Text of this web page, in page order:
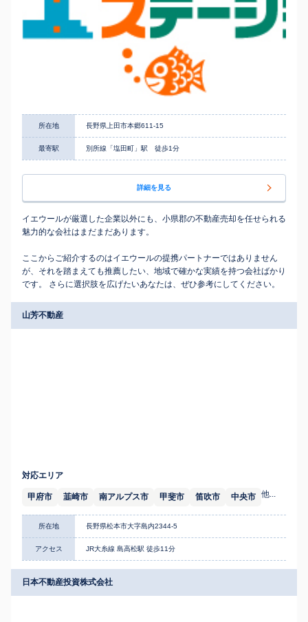
所在地 長野県上田市本郷611-15
最寄駅 別所線「塩田町」駅 徒歩1分
詳細を見る
イエウールが厳選した企業以外にも、小県郡の不動産売却を任せられる
魅力的な会社はまだまだあります。
ここからご紹介するのはイエウールの提携パートナーではありません
が、それを踏まえても推薦したい、地域で確かな実績を持つ会社ばかり
です。 さらに選択肢を広げたいあなたは、ぜひ参考にしてください。
山芳不動産
対応エリア
甲府市 韮崎市 南アルプス市 甲斐市 笛吹市 中央市 他...
所在地 長野県松本市大字島内2344-5
アクセス JR大糸線 島高松駅 徒歩11分
日本不動産投資株式会社